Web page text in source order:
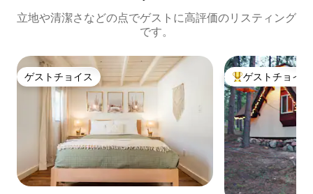
立地や清潔さなどの点でゲストに高評価のリスティング
です。
ゲストチョイス
ゲストチョイス 大好評のゲスト
ゲストチョイス